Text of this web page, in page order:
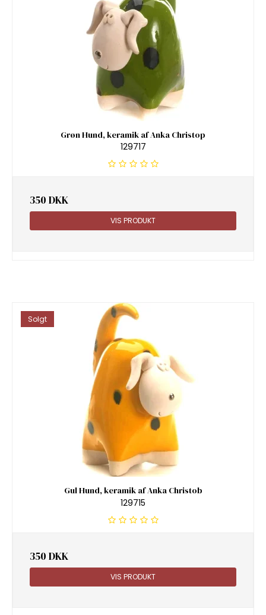
Grøn Hund, keramik af Anka Christop
129717
350 DKK
VIS PRODUKT
Solgt
Gul Hund, keramik af Anka Christob
129715
350 DKK
VIS PRODUKT